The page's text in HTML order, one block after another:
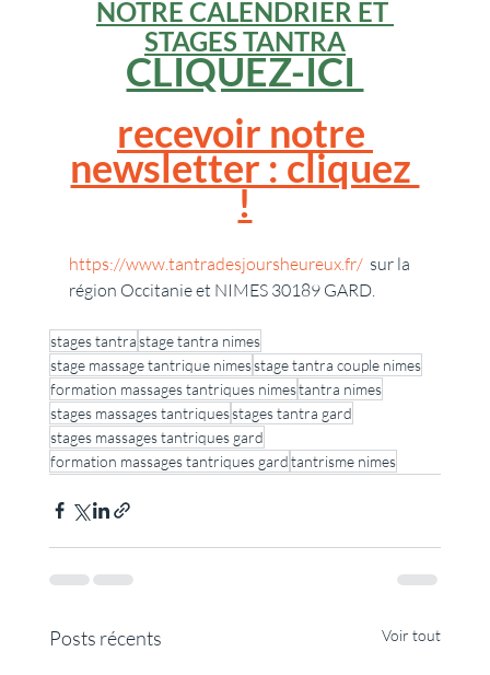
NOTRE CALENDRIER ET
STAGES TANTRA
CLIQUEZ-ICI
recevoir notre
newsletter : cliquez
!
https://www.tantradesjoursheureux.fr/
  sur la
région Occitanie et NIMES 30189 GARD.
stages tantrastage tantra nimes
stage massage tantrique nimesstage tantra couple nimes
formation massages tantriques nimestantra nimes
stages massages tantriquesstages tantra gard
stages massages tantriques gard
formation massages tantriques gardtantrisme nimes
Posts récents Voir tout